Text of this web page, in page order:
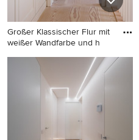
Großer Klassischer Flur mit
weißer Wandfarbe und h
Großer Klassischer Flur mit
weißer Wandfarbe und
hellem Holzboden in